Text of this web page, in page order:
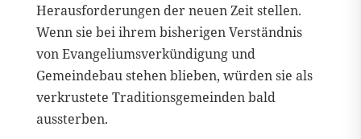
Herausforderungen der neuen Zeit stellen.
Wenn sie bei ihrem bisherigen Verständnis
von Evangeliumsverkündigung und
Gemeindebau stehen blieben, würden sie als
verkrustete Traditionsgemeinden bald
aussterben.